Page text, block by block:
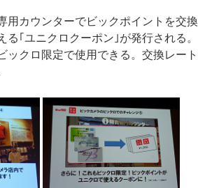
カウンターでビックポイントを交換
る｢ユニクロクーポン｣が発行される。
ックロ限定で使用できる。交換レート